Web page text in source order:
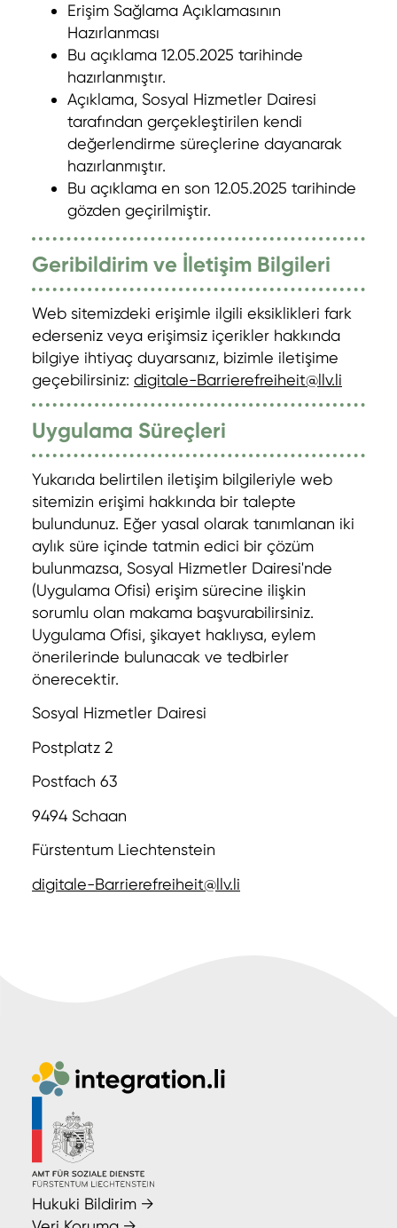
Erişim Sağlama Açıklamasının
Hazırlanması
Bu açıklama 12.05.2025 tarihinde
hazırlanmıştır.
Açıklama, Sosyal Hizmetler Dairesi
tarafından gerçekleştirilen kendi
değerlendirme süreçlerine dayanarak
hazırlanmıştır.
Bu açıklama en son 12.05.2025 tarihinde
gözden geçirilmiştir.
Geribildirim ve İletişim Bilgileri
Web sitemizdeki erişimle ilgili eksiklikleri fark
ederseniz veya erişimsiz içerikler hakkında
bilgiye ihtiyaç duyarsanız, bizimle iletişime
geçebilirsiniz: digitale-Barrierefreiheit@llv.li
Uygulama Süreçleri
Yukarıda belirtilen iletişim bilgileriyle web
sitemizin erişimi hakkında bir talepte
bulundunuz. Eğer yasal olarak tanımlanan iki
aylık süre içinde tatmin edici bir çözüm
bulunmazsa, Sosyal Hizmetler Dairesi'nde
(Uygulama Ofisi) erişim sürecine ilişkin
sorumlu olan makama başvurabilirsiniz.
Uygulama Ofisi, şikayet haklıysa, eylem
önerilerinde bulunacak ve tedbirler
önerecektir.
Sosyal Hizmetler Dairesi
Postplatz 2
Postfach 63
9494 Schaan
Fürstentum Liechtenstein
digitale-Barrierefreiheit@llv.li
Hukuki Bildirim →